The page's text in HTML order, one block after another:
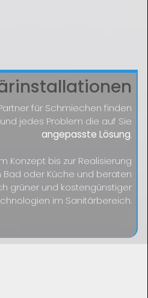
für Schmiechen finden
jedes Problem die auf Sie
angepasste Lösung.
Konzept bis zur Realisierung
Bad oder Küche und beraten
grüner und kostengünstiger
im Sanitärbereich.